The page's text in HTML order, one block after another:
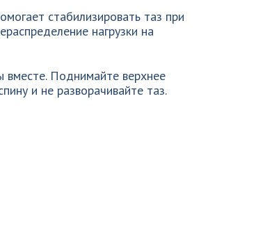
стабилизировать таз при
нагрузки на
вместе. Поднимайте верхнее
и не разворачивайте таз.